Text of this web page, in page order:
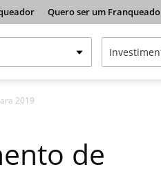
Quero ser um Franqueado
2019
de